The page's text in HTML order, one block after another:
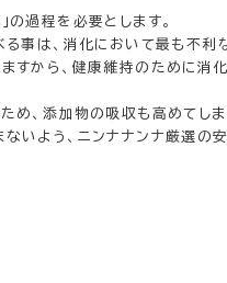
過程を必要とします。
事は、消化において最も不利
すから、健康維持のために消
め、添加物の吸収も高めてしま
いよう、ニンナナンナ厳選の